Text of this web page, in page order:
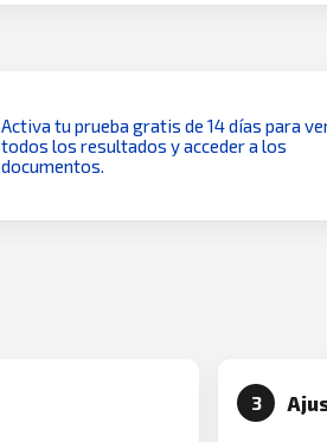
Activa tu prueba gratis de 14 días para
todos los resultados y acceder a los
documentos.
3